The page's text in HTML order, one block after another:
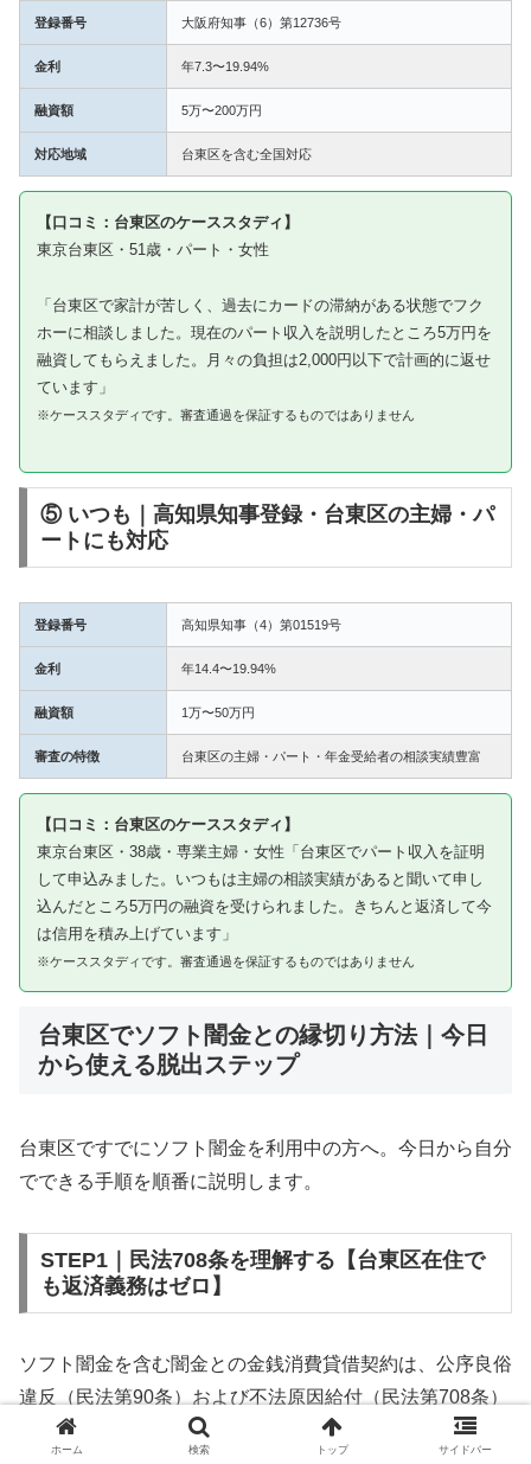
登録番号 大阪府知事（6）第12736号
金利 年7.3〜19.94%
融資額 5万〜200万円
対応地域 台東区を含む全国対応
【口コミ：台東区のケーススタディ】
東京台東区・51歳・パート・女性
「台東区で家計が苦しく、過去にカードの滞納がある状態でフク
ホーに相談しました。現在のパート収入を説明したところ5万円を
融資してもらえました。月々の負担は2,000円以下で計画的に返せ
ています」
※ケーススタディです。審査通過を保証するものではありません
⑤ いつも｜高知県知事登録・台東区の主婦・パ
ートにも対応
登録番号 高知県知事（4）第01519号
金利 年14.4〜19.94%
融資額 1万〜50万円
審査の特徴 台東区の主婦・パート・年金受給者の相談実績豊富
【口コミ：台東区のケーススタディ】
東京台東区・38歳・専業主婦・女性「台東区でパート収入を証明
して申込みました。いつもは主婦の相談実績があると聞いて申し
込んだところ5万円の融資を受けられました。きちんと返済して今
は信用を積み上げています」
※ケーススタディです。審査通過を保証するものではありません
台東区でソフト闇金との縁切り方法｜今日
から使える脱出ステップ
台東区ですでにソフト闇金を利用中の方へ。今日から自分
でできる手順を順番に説明します。
STEP1｜民法708条を理解する【台東区在住で
も返済義務はゼロ】
ソフト闇金を含む闇金との金銭消費貸借契約は、公序良俗
違反（民法第90条）および不法原因給付（民法第708条）
に該当するため、法的には無効です。台東区在住であって
ホーム 検索 トップ サイドバー